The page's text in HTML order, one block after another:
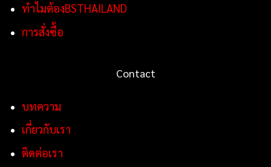
ทำไมต้องBSTHAILAND
การสั่งซื้อ
Contact
บทความ
เกี่ยวกับเรา
ติดต่อเรา